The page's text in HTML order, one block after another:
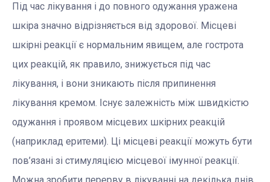
Під час лікування і до повного одужання уражена
шкіра значно відрізняється від здорової. Місцеві
шкірні реакції є нормальним явищем, але гострота
цих реакцій, як правило, знижується під час
лікування, і вони зникають після припинення
лікування кремом. Існує залежність між швидкістю
одужання і проявом місцевих шкірних реакцій
(наприклад еритеми). Ці місцеві реакції можуть бути
пов’язані зі стимуляцією місцевої імунної реакції.